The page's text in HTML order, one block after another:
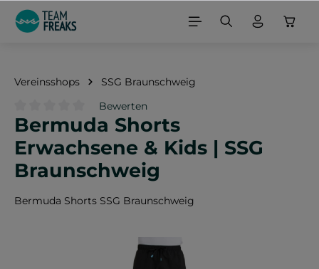
springen
Vereinsshops SSG Braunschweig
Durchschnittliche Bewertung von 0 von 5 Sternen
Bewerten
Bermuda Shorts
Erwachsene & Kids | SSG
Braunschweig
Bermuda Shorts SSG Braunschweig